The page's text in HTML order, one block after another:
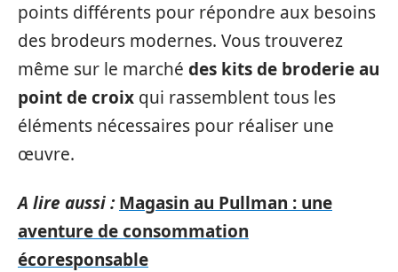
points différents pour répondre aux besoins
des brodeurs modernes. Vous trouverez
même sur le marché des kits de broderie au
point de croix qui rassemblent tous les
éléments nécessaires pour réaliser une
œuvre.
A lire aussi : Magasin au Pullman : une
aventure de consommation
écoresponsable